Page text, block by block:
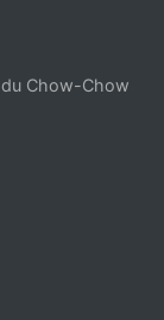
Chow-Chow